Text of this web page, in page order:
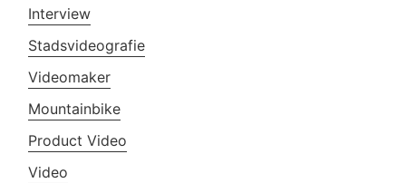
Interview
Stadsvideografie
Videomaker
Mountainbike
Product Video
Video